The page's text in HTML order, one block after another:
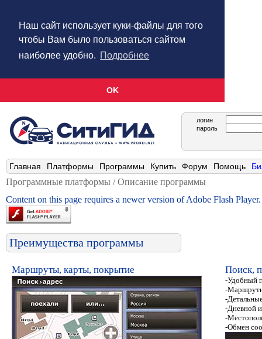
Наш сайт использует куки-файлы для того
чтобы Вам было пользоваться сайтом
наиболее удобно. Подробнее
OK
логин
пароль
Главная Платформы Программы Купить Форум Помощь
Программные платформы / Описание программы
Content on this page requires a newer version of Adobe Flash Player.
Преимущества программы
Маршруты, карты, покрытие Поиск,
-Удобный
-
-
-Дневной
-
-Обмен